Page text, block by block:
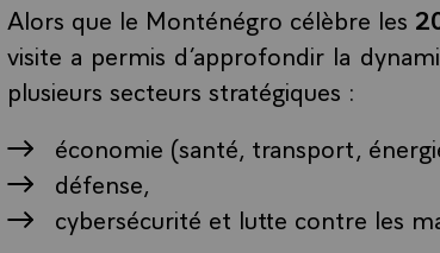
Alors que le Monténégro célèbre les
visite a permis d’approfondir la
plusieurs secteurs stratégiques :
économie (santé, transport,
défense,
cybersécurité et lutte contre les